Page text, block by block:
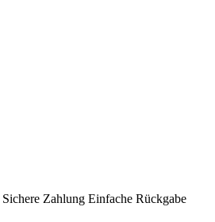
Sichere Zahlung Einfache Rückgabe